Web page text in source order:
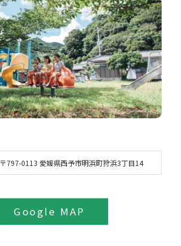
〒797-0113 愛媛県西予市明浜町狩浜3丁目14
Google MAP